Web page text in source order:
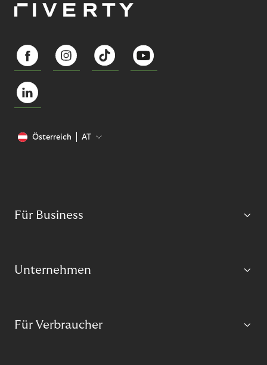
Österreich AT
Für Business
Unternehmen
Für Verbraucher